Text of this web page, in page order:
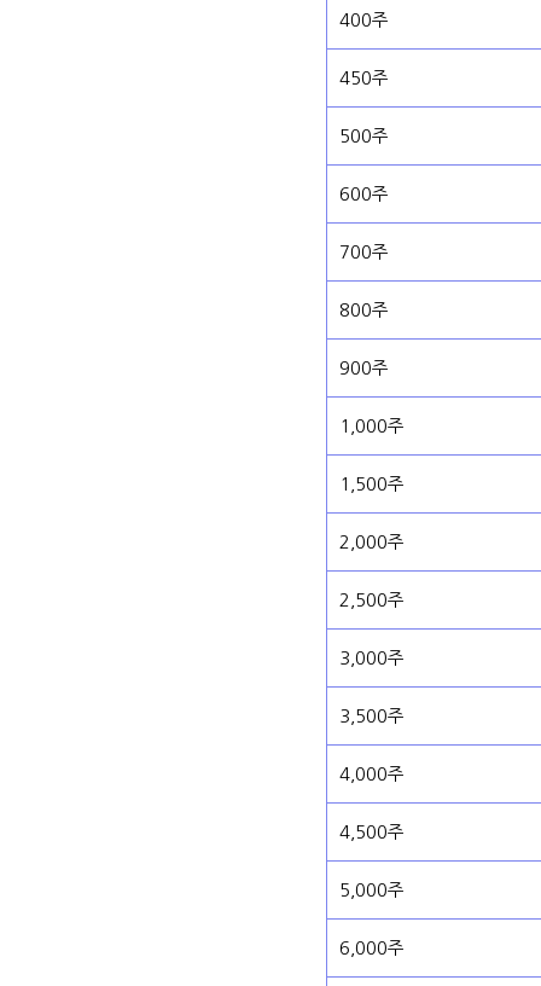
400주
450주
500주
600주
700주
800주
900주
1,000주
1,500주
2,000주
2,500주
3,000주
3,500주
4,000주
4,500주
5,000주
6,000주